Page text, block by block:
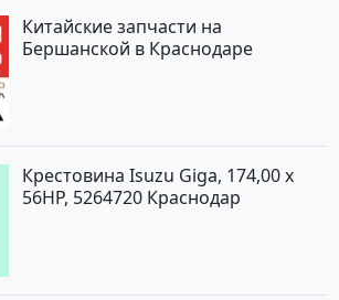
Китайские запчасти на
Бершанской в Краснодаре
Крестовина Isuzu Giga, 174,00 x
56HP, 5264720 Краснодар